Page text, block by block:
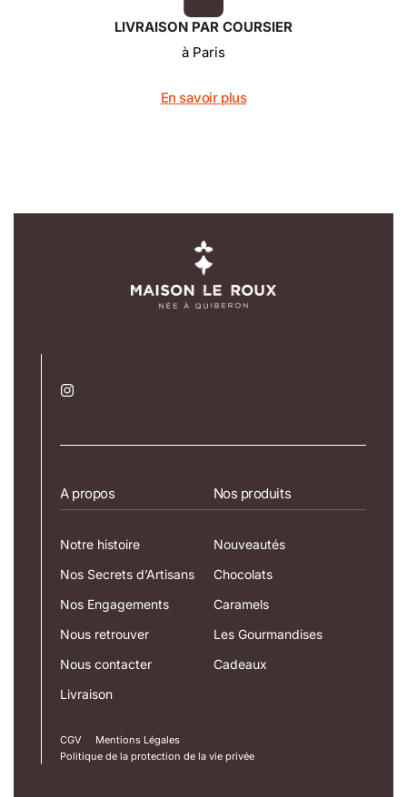
LIVRAISON PAR COURSIER
à Paris
En savoir plus
A propos
Notre histoire
Nos Secrets d’Artisans
Nos Engagements
Nous retrouver
Nous contacter
Livraison
Nos produits
Nouveautés
Chocolats
Caramels
Les Gourmandises
Cadeaux
CGV
Mentions Légales
Politique de la protection de la vie privée